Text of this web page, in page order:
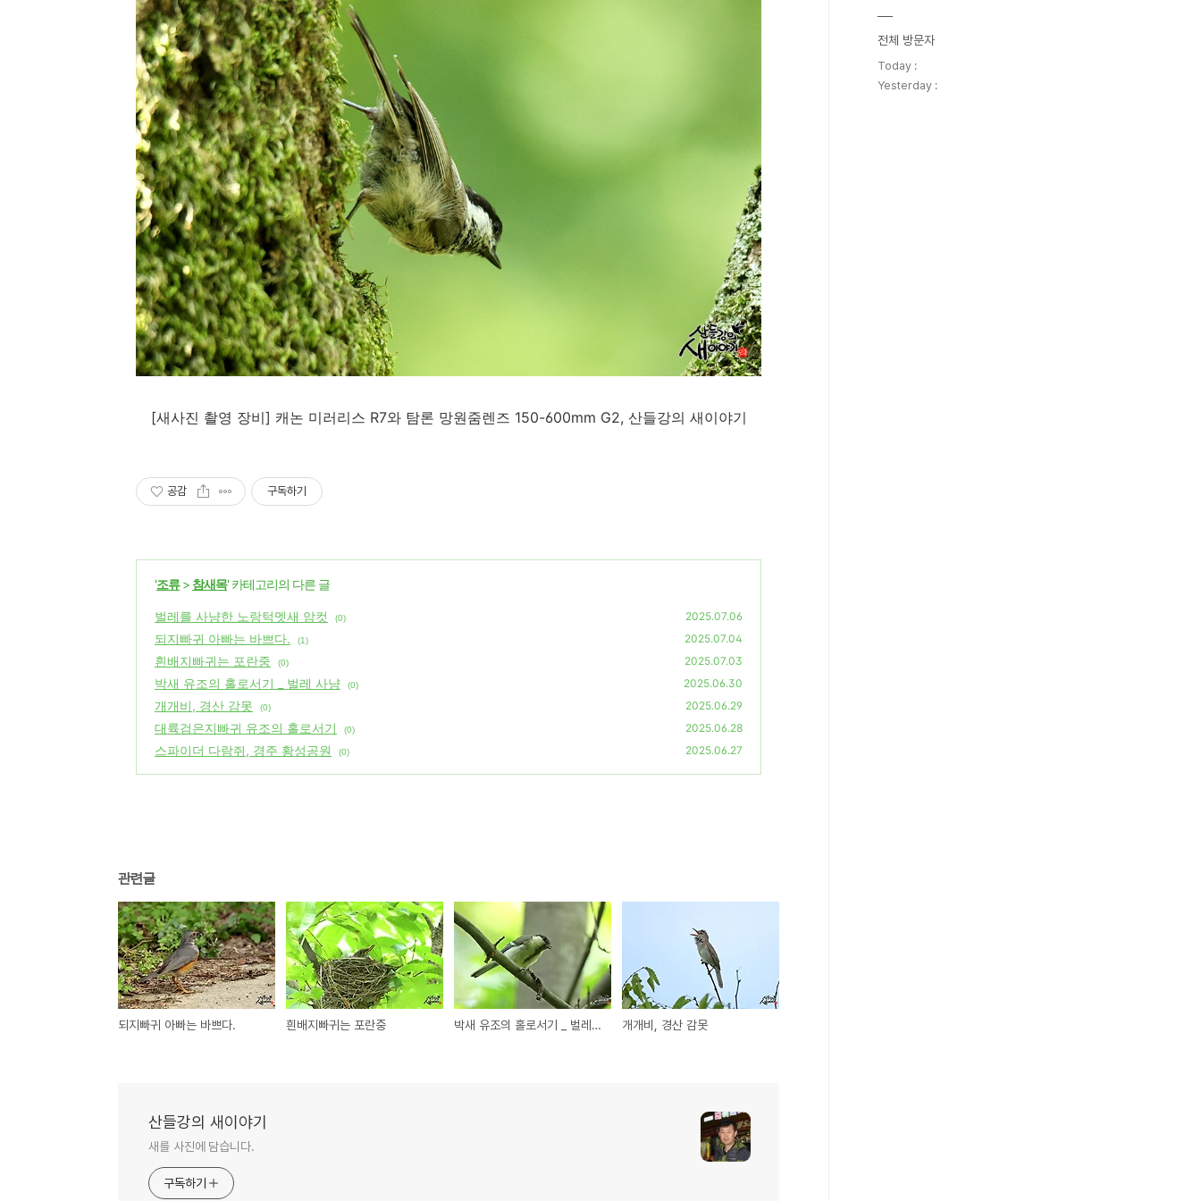
[새사진 촬영 장비] 캐논 미러리스 R7와 탐론 망원줌렌즈 150-600mm G2, 산들강의 새이야기
공감 구독하기
'조류> 참새목' 카테고리의 다른 글
벌레를 사냥한 노랑턱멧새 암컷 (0) 2025.07.06
되지빠귀 아빠는 바쁘다. (1) 2025.07.04
흰배지빠귀는 포란중 (0) 2025.07.03
박새 유조의 홀로서기 _ 벌레 사냥 (0) 2025.06.30
개개비, 경산 감못 (0) 2025.06.29
대륙검은지빠귀 유조의 홀로서기 (0) 2025.06.28
스파이더 다람쥐, 경주 황성공원 (0) 2025.06.27
관련글
되지빠귀 아빠는 바쁘다. 흰배지빠귀는 포란중 박새 유조의 홀로서기 _ 벌레 사냥 개개비, 경산 감못
산들강의 새이야기
새를 사진에 담습니다.
구독하기
전체 방문자
Today :
Yesterday :